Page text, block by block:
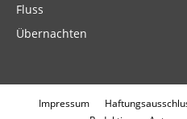
Fluss
Übernachten
Impressum